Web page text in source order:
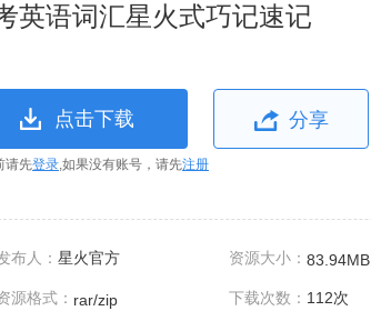
英语词汇星火式巧记速记
点击下载 分享
请先登录,如果没有账号，请先注册
布人： 星火官方 资源大小： 83.94MB
源格式： rar/zip 下载次数： 112次